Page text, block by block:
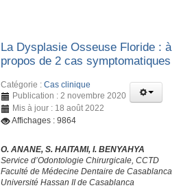
La Dysplasie Osseuse Floride : à
propos de 2 cas symptomatiques
Catégorie : Cas clinique
Publication : 2 novembre 2020
Mis à jour : 18 août 2022
Affichages : 9864
O. ANANE, S. HAITAMI, I. BENYAHYA
Service d’Odontologie Chirurgicale, CCTD
Faculté de Médecine Dentaire de Casablanca
Université Hassan II de Casablanca